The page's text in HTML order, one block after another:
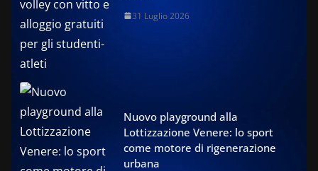
31 Luglio 2026
Nuovo playground alla
Lottizzazione Venere: lo sport
come motore di rigenerazione
urbana